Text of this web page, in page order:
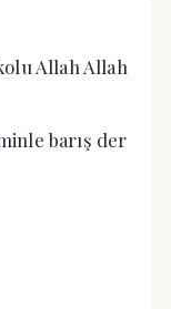
Allah Allah
barış der